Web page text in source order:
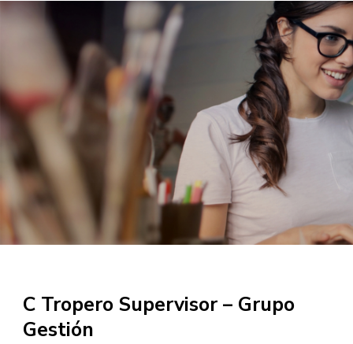
C Tropero Supervisor – Grupo
Gestión